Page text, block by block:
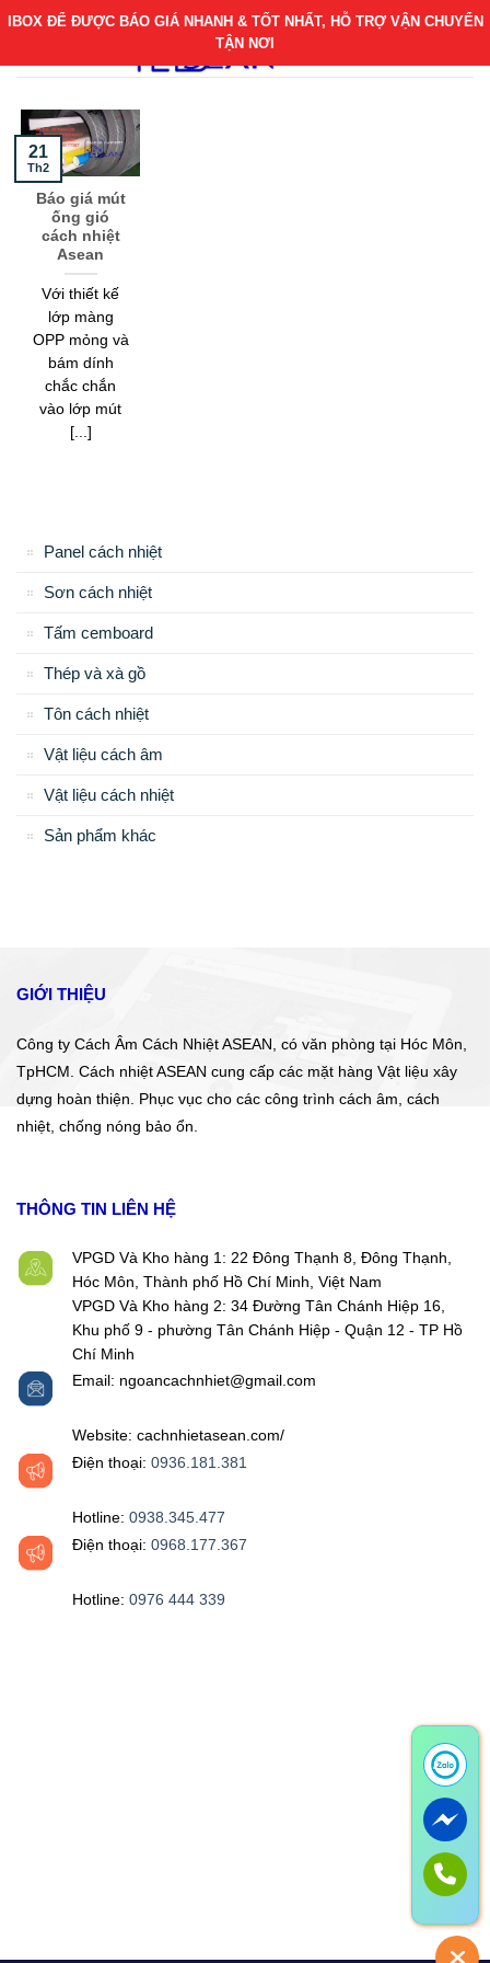
Bỏ
nội
Báo giá mút
ống gió
cách nhiệt
Asean
Với thiết kế
lớp màng
OPP mỏng và
bám dính
chắc chắn
vào lớp mút
[...]
21
Th2
Panel cách nhiệt
Sơn cách nhiệt
Tấm cemboard
Thép và xà gồ
Tôn cách nhiệt
Vật liệu cách âm
Vật liệu cách nhiệt
Sản phẩm khác
GIỚI THIỆU
Công ty Cách Âm Cách Nhiệt ASEAN, có văn phòng tại Hóc Môn,
TpHCM. Cách nhiệt ASEAN cung cấp các mặt hàng Vật liệu xây
dựng hoàn thiện. Phục vục cho các công trình cách âm, cách
nhiệt, chống nóng bảo ổn.
THÔNG TIN LIÊN HỆ
VPGD Và Kho hàng 1: 22 Đông Thạnh 8, Đông Thạnh,
Hóc Môn, Thành phố Hồ Chí Minh, Việt Nam
VPGD Và Kho hàng 2: 34 Đường Tân Chánh Hiệp 16,
Khu phố 9 - phường Tân Chánh Hiệp - Quận 12 - TP Hồ
Chí Minh
Email: ngoancachnhiet@gmail.com
Website: cachnhietasean.com/
Điện thoại: 0936.181.381
Hotline: 0938.345.477
Điện thoại: 0968.177.367
Hotline: 0976 444 339‬
IBOX ĐỂ ĐƯỢC BÁO GIÁ NHANH & TỐT NHẤT, HỖ TRỢ VẬN CHUYỂN
TẬN NƠI